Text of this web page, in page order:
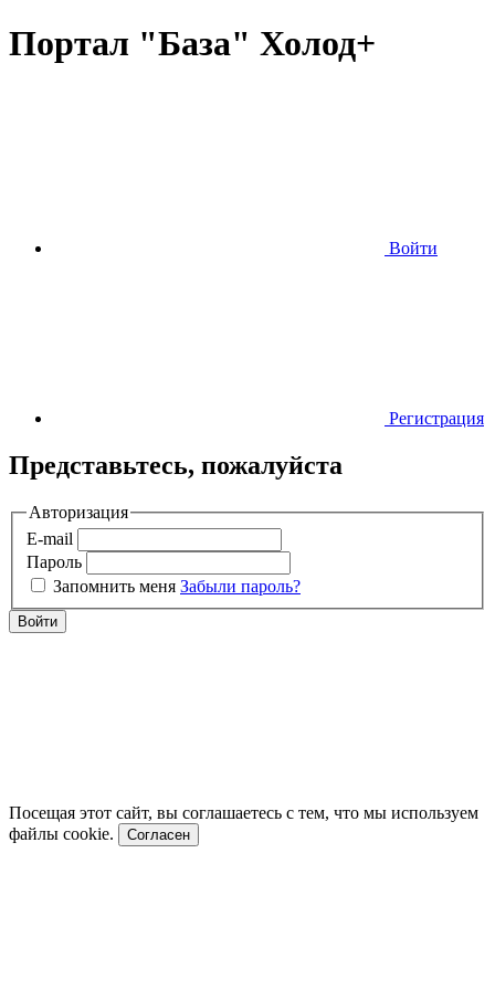
Портал "База" Холод+
Войти
Регистрация
Представьтесь, пожалуйста
Авторизация
E-mail
Пароль
Запомнить меня Забыли пароль?
Войти
Посещая этот сайт, вы соглашаетесь с тем, что мы используем
файлы cookie.
Согласен